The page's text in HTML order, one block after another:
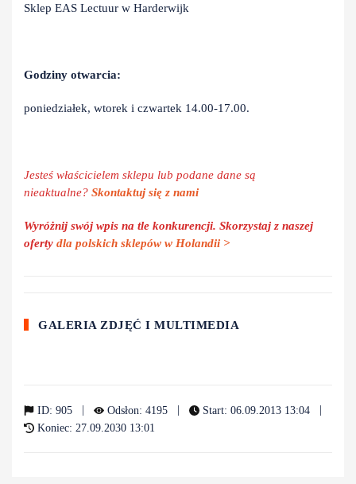
Sklep EAS Lectuur w Harderwijk
Godziny otwarcia:
poniedziałek, wtorek i czwartek 14.00-17.00.
Jesteś właścicielem sklepu lub podane dane są
nieaktualne? Skontaktuj się z nami
Wyróżnij swój wpis na tle konkurencji. Skorzystaj z naszej
oferty dla polskich sklepów w Holandii >
GALERIA ZDJĘĆ I MULTIMEDIA
ID: 905 | Odsłon: 4195 | Start: 06.09.2013 13:04 |
Koniec: 27.09.2030 13:01